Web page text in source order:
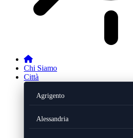
Chi Siamo
Città
Agrigento
Alessandria